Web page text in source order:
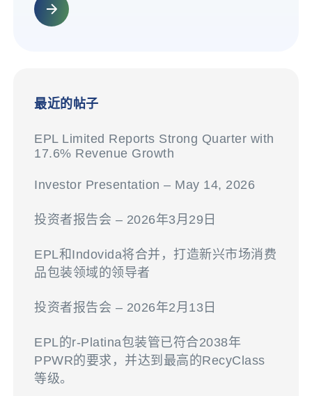
最近的帖子
EPL Limited Reports Strong Quarter with
17.6% Revenue Growth
Investor Presentation – May 14, 2026
投资者报告会 – 2026年3月29日
EPL和Indovida将合并，打造新兴市场消费
品包装领域的领导者
投资者报告会 – 2026年2月13日
EPL的r-Platina包装管已符合2038年
PPWR的要求，并达到最高的RecyClass
等级。